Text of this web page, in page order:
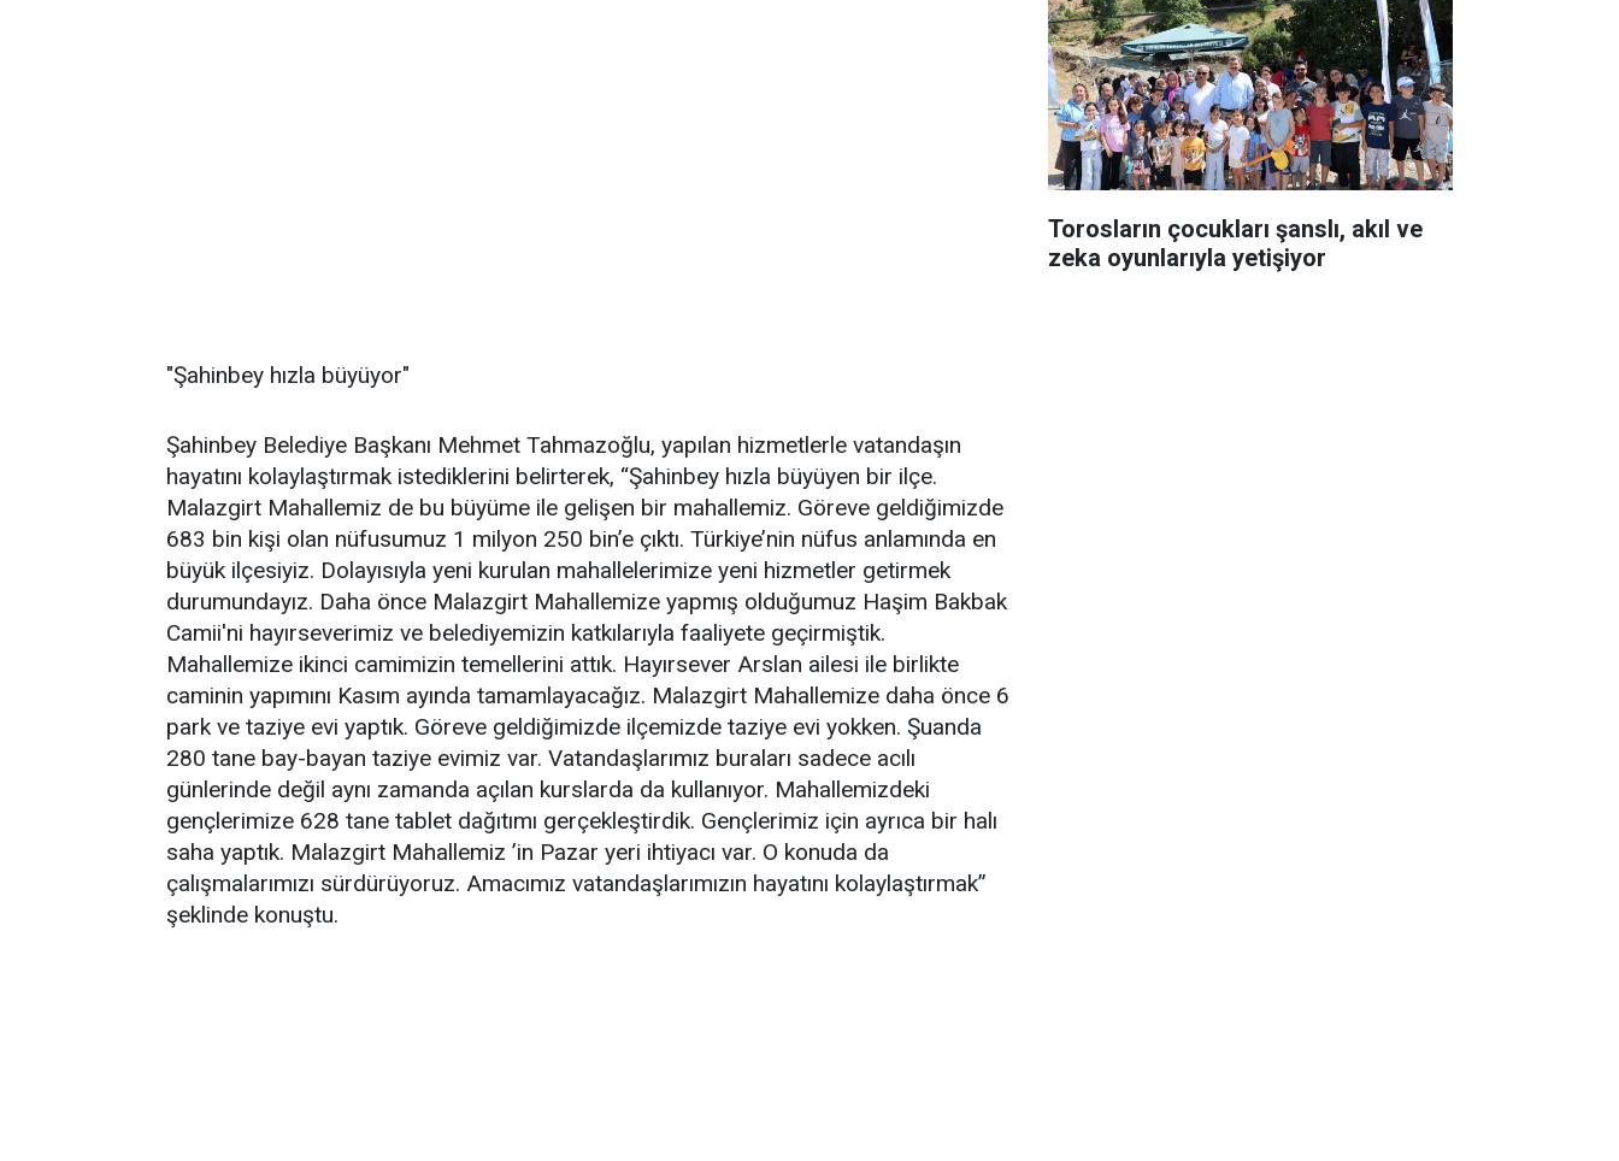
"Şahinbey hızla büyüyor"
Şahinbey Belediye Başkanı Mehmet Tahmazoğlu, yapılan hizmetlerle vatandaşın
hayatını kolaylaştırmak istediklerini belirterek, “Şahinbey hızla büyüyen bir ilçe.
Malazgirt Mahallemiz de bu büyüme ile gelişen bir mahallemiz. Göreve geldiğimizde
683 bin kişi olan nüfusumuz 1 milyon 250 bin’e çıktı. Türkiye’nin nüfus anlamında en
büyük ilçesiyiz. Dolayısıyla yeni kurulan mahallelerimize yeni hizmetler getirmek
durumundayız. Daha önce Malazgirt Mahallemize yapmış olduğumuz Haşim Bakbak
Camii'ni hayırseverimiz ve belediyemizin katkılarıyla faaliyete geçirmiştik.
Mahallemize ikinci camimizin temellerini attık. Hayırsever Arslan ailesi ile birlikte
caminin yapımını Kasım ayında tamamlayacağız. Malazgirt Mahallemize daha önce 6
park ve taziye evi yaptık. Göreve geldiğimizde ilçemizde taziye evi yokken. Şuanda
280 tane bay-bayan taziye evimiz var. Vatandaşlarımız buraları sadece acılı
günlerinde değil aynı zamanda açılan kurslarda da kullanıyor. Mahallemizdeki
gençlerimize 628 tane tablet dağıtımı gerçekleştirdik. Gençlerimiz için ayrıca bir halı
saha yaptık. Malazgirt Mahallemiz ’in Pazar yeri ihtiyacı var. O konuda da
çalışmalarımızı sürdürüyoruz. Amacımız vatandaşlarımızın hayatını kolaylaştırmak”
şeklinde konuştu.
Torosların çocukları şanslı, akıl ve
zeka oyunlarıyla yetişiyor